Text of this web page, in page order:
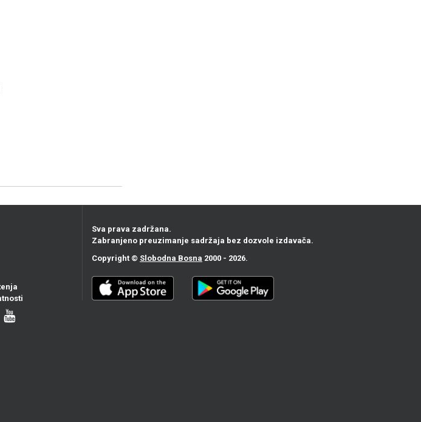
Sva prava zadržana.
Zabranjeno preuzimanje sadržaja bez dozvole izdavača.
Copyright © Slobodna Bosna 2000 - 2026.